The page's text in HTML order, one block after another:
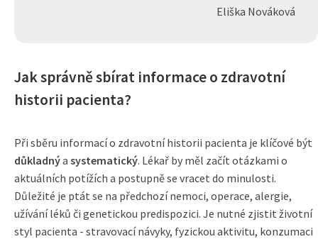
Eliška Nováková
Jak správně sbírat informace o zdravotní
historii pacienta?
Při sběru informací o zdravotní historii pacienta je klíčové být
důkladnýa systematický. Lékař by měl začít otázkami o
aktuálních potížích a postupně se vracet do minulosti.
Důležité je ptát se na předchozí nemoci, operace, alergie,
užívání léků či genetickou predispozici. Je nutné zjistit životní
styl pacienta - stravovací návyky, fyzickou aktivitu, konzumaci